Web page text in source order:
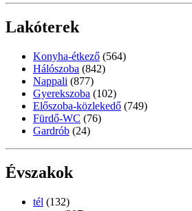
Lakóterek
Konyha-étkező (564)
Hálószoba (842)
Nappali (877)
Gyerekszoba (102)
Előszoba-közlekedő (749)
Fürdő-WC (76)
Gardrób (24)
Évszakok
tél (132)